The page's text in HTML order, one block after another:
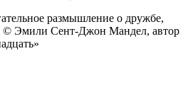
размышление о дружбе,
© Эмили Сент-Джон Мандел, автор